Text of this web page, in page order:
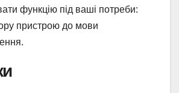
функцію під ваші потреби:
пристрою до мови